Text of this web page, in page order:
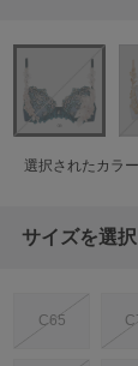
選択されたカラ
サイズを選
C65